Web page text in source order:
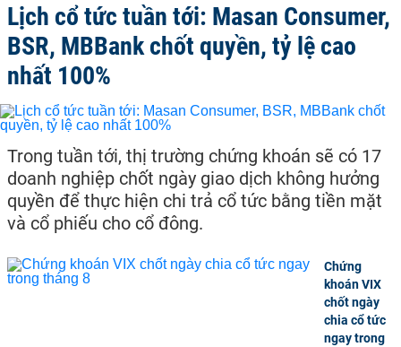
Lịch cổ tức tuần tới: Masan Consumer,
BSR, MBBank chốt quyền, tỷ lệ cao
nhất 100%
Trong tuần tới, thị trường chứng khoán sẽ có 17
doanh nghiệp chốt ngày giao dịch không hưởng
quyền để thực hiện chi trả cổ tức bằng tiền mặt
và cổ phiếu cho cổ đông.
Chứng
khoán VIX
chốt ngày
chia cổ tức
ngay trong